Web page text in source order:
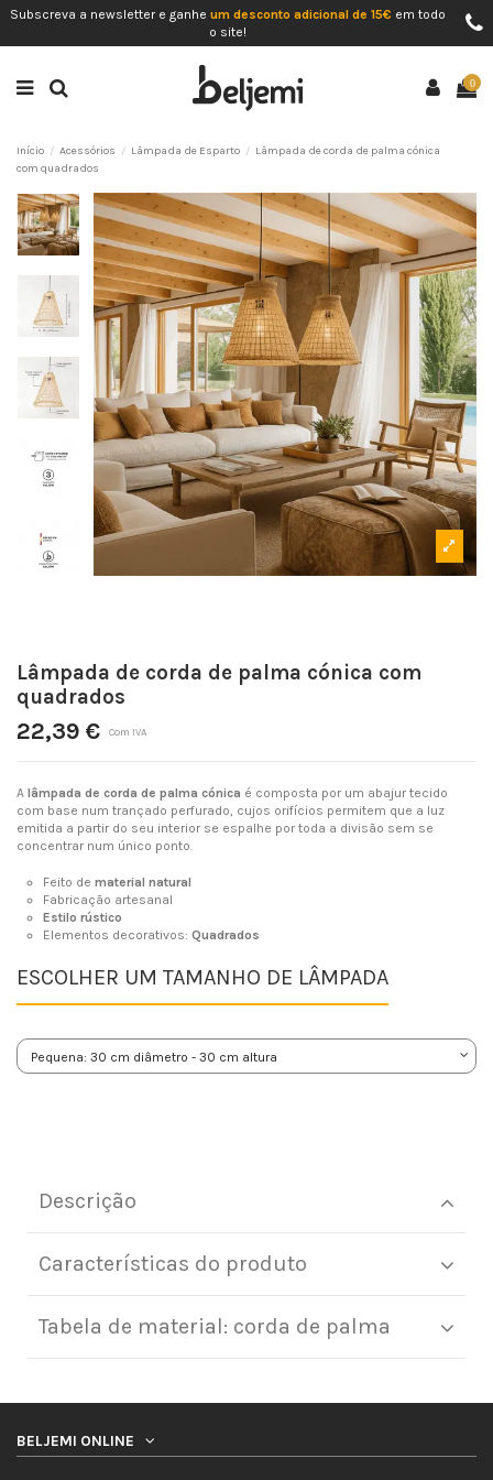
Subscreva a newsletter e ganhe um desconto adicional de 15€ em todo
o site!
0
Início Acessórios Lâmpada de Esparto
Lâmpada de corda de palma cónica
com quadrados
Lâmpada de corda de palma cónica com
quadrados
22,39 € Com IVA
A lâmpada de corda de palma cónica é composta por um abajur tecido
com base num trançado perfurado, cujos orifícios permitem que a luz
emitida a partir do seu interior se espalhe por toda a divisão sem se
concentrar num único ponto.
Feito de material natural
Fabricação artesanal
Estilo rústico
Elementos decorativos: Quadrados
ESCOLHER UM TAMANHO DE LÂMPADA
Descrição
Características do produto
Tabela de material: corda de palma
BELJEMI ONLINE